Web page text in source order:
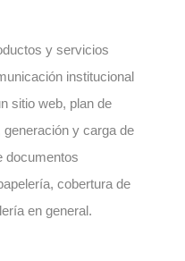
y servicios
institucional
sitio web, plan de
y carga de
documentos
cobertura de
en general.